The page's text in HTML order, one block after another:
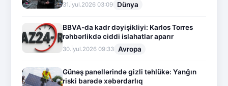
31.İyul.2026 03:09 Dünya
BBVA-da kadr dəyişikliyi: Karlos Torres
rəhbərlikdə ciddi islahatlar aparır
30.İyul.2026 09:33 Avropa
Günəş panellərində gizli təhlükə: Yanğın
riski barədə xəbərdarlıq